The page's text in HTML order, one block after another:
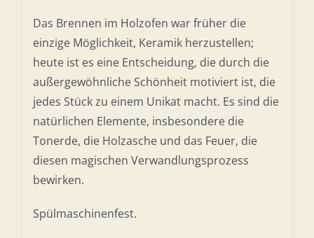
Das Brennen im Holzofen war früher die
einzige Möglichkeit, Keramik herzustellen;
heute ist es eine Entscheidung, die durch die
außergewöhnliche Schönheit motiviert ist, die
jedes Stück zu einem Unikat macht. Es sind die
natürlichen Elemente, insbesondere die
Tonerde, die Holzasche und das Feuer, die
diesen magischen Verwandlungsprozess
bewirken.
Spülmaschinenfest.